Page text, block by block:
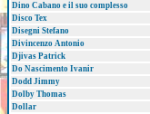
Dino Cabano e il suo complesso
Disco Tex
Disegni Stefano
Divincenzo Antonio
Djivas Patrick
Do Nascimento Ivanir
Dodd Jimmy
Dolby Thomas
Dollar